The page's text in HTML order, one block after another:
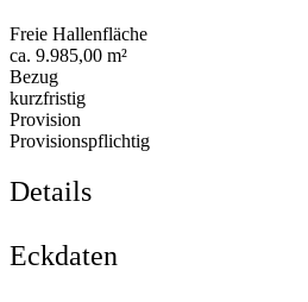
Freie Hallenfläche
ca. 9.985,00 m²
Bezug
kurzfristig
Provision
Provisionspflichtig
Details
Eckdaten